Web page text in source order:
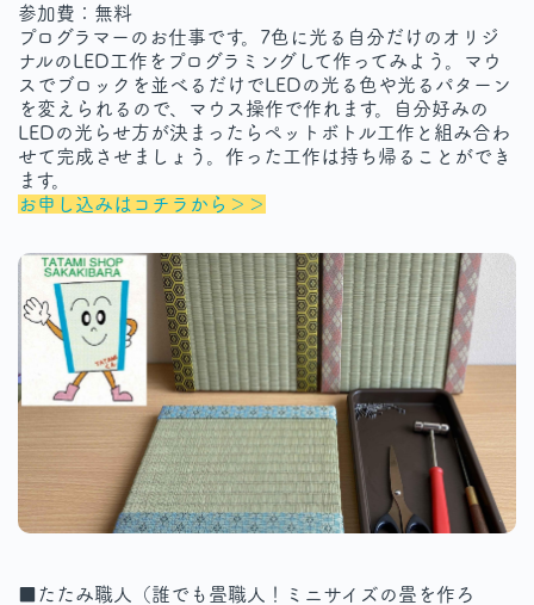
参加費：無料
プログラマーのお仕事です。7色に光る自分だけのオリジ
ナルのLED工作をプログラミングして作ってみよう。マウ
スでブロックを並べるだけでLEDの光る色や光るパターン
を変えられるので、マウス操作で作れます。自分好みの
LEDの光らせ方が決まったらペットボトル工作と組み合わ
せて完成させましょう。作った工作は持ち帰ることができ
ます。
お申し込みはコチラから＞＞
■たたみ職人（誰でも畳職人！ミニサイズの畳を作ろ